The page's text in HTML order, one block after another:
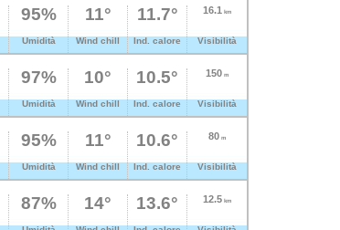
95%
Umidità
11°
Wind chill
11.7°
Ind. calore
16.1 km
Visibilità
97%
Umidità
10°
Wind chill
10.5°
Ind. calore
150m
Visibilità
95%
Umidità
11°
Wind chill
10.6°
Ind. calore
80m
Visibilità
87% 14° 13.6° 12.5km